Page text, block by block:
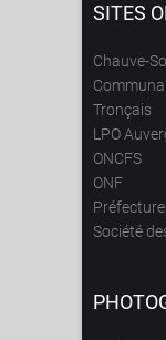
SITES
Chauve-
Tronçais
LPO
ONCFS
ONF
Société